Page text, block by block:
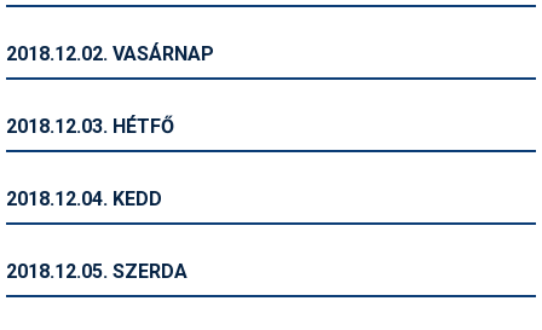
Ingatlan
Kerékpár
2018.12.02. VASÁRNAP
2018.12.03. HÉTFŐ
2018.12.04. KEDD
2018.12.05. SZERDA